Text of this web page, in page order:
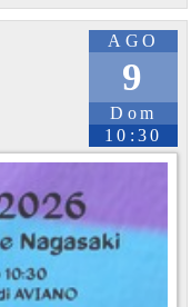
AGO
9
Dom
10:30